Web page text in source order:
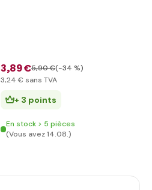
3,89 €5,90 €(-34 %)
3,24 € sans TVA
+ 3 points
En stock > 5 pièces
(Vous avez 14.08.)